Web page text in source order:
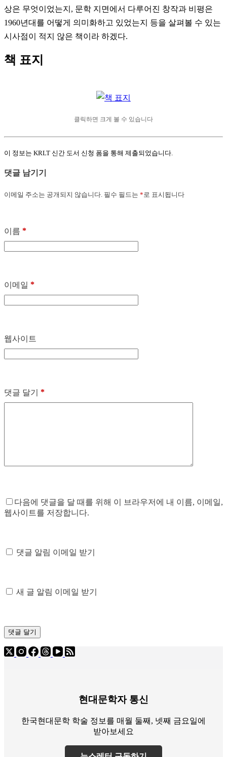
상은 무엇이었는지, 문학 지면에서 다루어진 창작과 비평은
1960년대를 어떻게 의미화하고 있었는지 등을 살펴볼 수 있는
시사점이 적지 않은 책이라 하겠다.
책 표지
클릭하면 크게 볼 수 있습니다
이 정보는 KRLT 신간 도서 신청 폼을 통해 제출되었습니다.
댓글 남기기
이메일 주소는 공개되지 않습니다. 필수 필드는 * 로 표시됩니다
이름 *
이메일 *
웹사이트
댓글 달기 *
다음에 댓글을 달 때를 위해 이 브라우저에 내 이름, 이메일,
웹사이트를 저장합니다.
댓글 알림 이메일 받기
새 글 알림 이메일 받기
댓글 달기
현대문학자 통신
한국현대문학 학술 정보를 매월 둘째, 넷째 금요일에
받아보세요